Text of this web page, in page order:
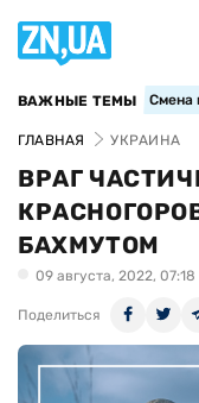
ВАЖНЫЕ ТЕМЫ Смена
ГЛАВНАЯ УКРАИНА
ВРАГ
БАХМУТОМ
09 августа, 2022, 07:18
Поделиться